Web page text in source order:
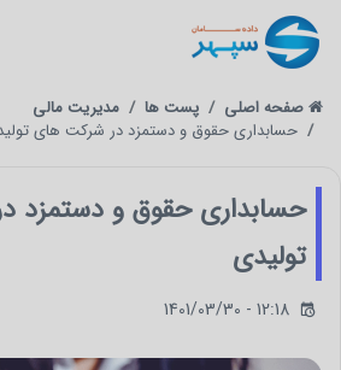
صفحه اصلی پست ها
مدیریت مالی
حسابداری حقوق و دستمزد در شرکت های
حسابداری حقوق و دستمزد
تولیدی
1401/03/30 - 12:18